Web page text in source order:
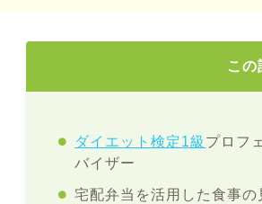
この
ダイエット検定1級 プロフ
バイザー
宅配弁当を活用した食事の